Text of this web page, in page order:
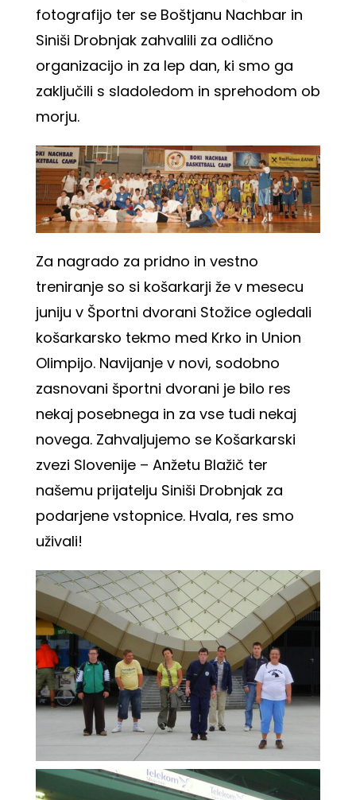
fotografijo ter se Boštjanu Nachbar in
Siniši Drobnjak zahvalili za odlično
organizacijo in za lep dan, ki smo ga
zaključili s sladoledom in sprehodom ob
morju.
Za nagrado za pridno in vestno
treniranje so si košarkarji že v mesecu
juniju v Športni dvorani Stožice ogledali
košarkarsko tekmo med Krko in Union
Olimpijo. Navijanje v novi, sodobno
zasnovani športni dvorani je bilo res
nekaj posebnega in za vse tudi nekaj
novega. Zahvaljujemo se Košarkarski
zvezi Slovenije – Anžetu Blažič ter
našemu prijatelju Siniši Drobnjak za
podarjene vstopnice. Hvala, res smo
uživali!